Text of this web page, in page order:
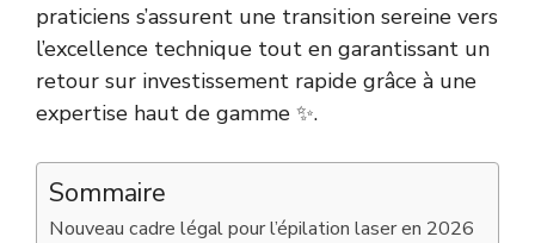
praticiens s’assurent une transition sereine vers
l’excellence technique tout en garantissant un
retour sur investissement rapide grâce à une
expertise haut de gamme ✨.
Sommaire
Nouveau cadre légal pour l’épilation laser en 2026